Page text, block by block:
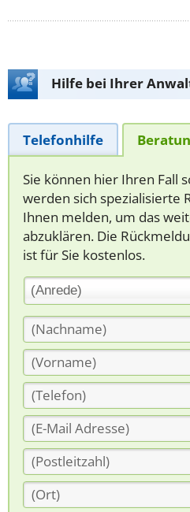
Hilfe bei Ihrer
Telefonhilfe
Sie können hier Ihren Fall
werden sich spezialisierte
Ihnen melden, um das
abzuklären. Die
ist für Sie kostenlos.
(Anrede)